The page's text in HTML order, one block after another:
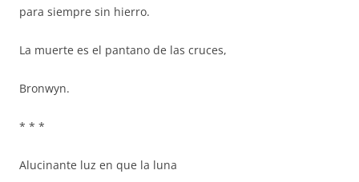
para siempre sin hierro.
La muerte es el pantano de las cruces,
Bronwyn.
* * *
Alucinante luz en que la luna